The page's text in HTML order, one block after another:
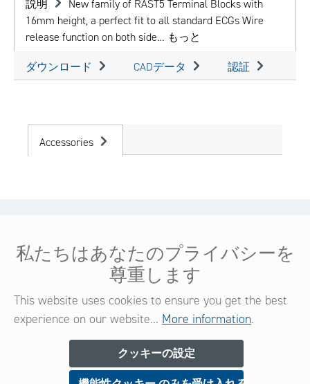
説明
New family of RAST5 Terminal Blocks with
16mm height, a perfect fit to all standard ECGs Wire
release function on both side… もっと
ダウンロード CADデータ 認証
Accessories
法的情報
ニュースレター
私たちはあなたのプライバシーを
尊重します
This website uses cookies to ensure you get the best
experience on our website... More information.
クッキーの設定